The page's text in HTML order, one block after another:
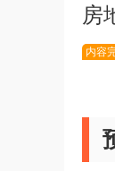
房
内容